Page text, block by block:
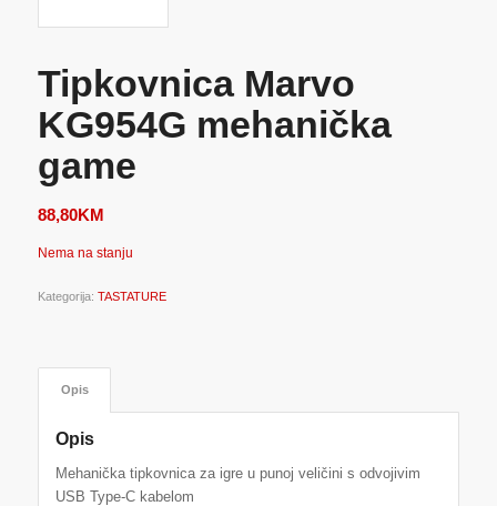
Tipkovnica Marvo
KG954G mehanička
game
88,80KM
Nema na stanju
Kategorija: TASTATURE
Opis
Opis
Mehanička tipkovnica za igre u punoj veličini s odvojivim
USB Type-C kabelom